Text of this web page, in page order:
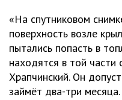
«На спутниковом
поверхность возле
пытались попасть в
находятся в той части
Храпчинский. Он
займёт два-три месяца.